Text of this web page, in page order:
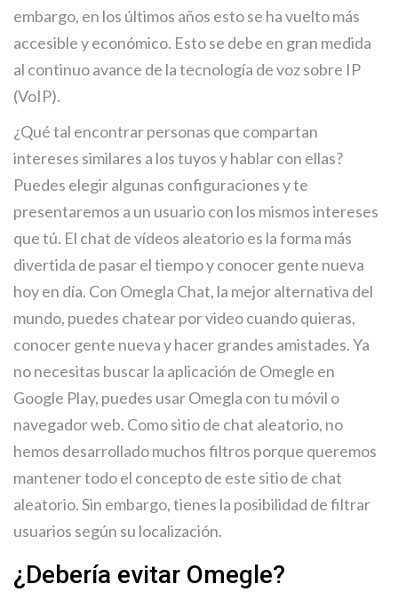
embargo, en los últimos años esto se ha vuelto más
accesible y económico. Esto se debe en gran medida
al continuo avance de la tecnología de voz sobre IP
(VoIP).
¿Qué tal encontrar personas que compartan
intereses similares a los tuyos y hablar con ellas?
Puedes elegir algunas configuraciones y te
presentaremos a un usuario con los mismos intereses
que tú. El chat de vídeos aleatorio es la forma más
divertida de pasar el tiempo y conocer gente nueva
hoy en día. Con Omegla Chat, la mejor alternativa del
mundo, puedes chatear por video cuando quieras,
conocer gente nueva y hacer grandes amistades. Ya
no necesitas buscar la aplicación de Omegle en
Google Play, puedes usar Omegla con tu móvil o
navegador web. Como sitio de chat aleatorio, no
hemos desarrollado muchos filtros porque queremos
mantener todo el concepto de este sitio de chat
aleatorio. Sin embargo, tienes la posibilidad de filtrar
usuarios según su localización.
¿Debería evitar Omegle?